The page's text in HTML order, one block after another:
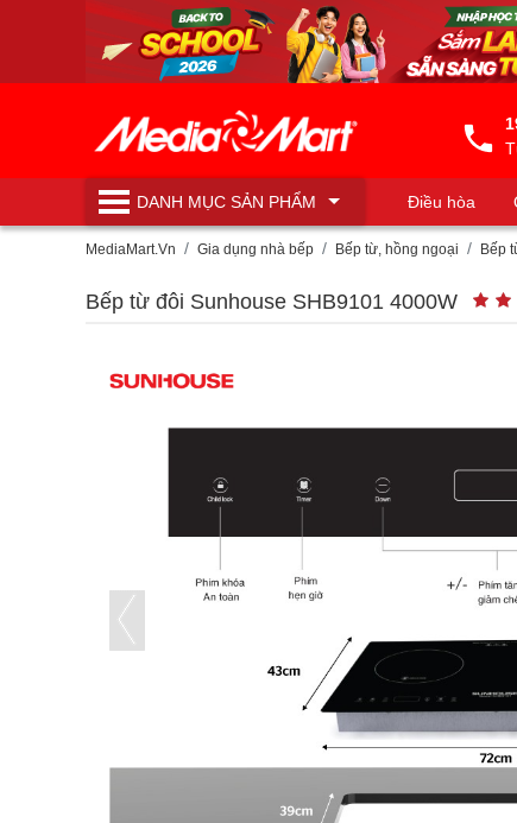
DANH MỤCSẢN PHẨM Điều hòa
Máy lọc nước
MediaMart.Vn Gia dụng nhà bếp Bếp từ, hồng ngoại Bếp
Bếp từ đôi Sunhouse SHB9101 4000W